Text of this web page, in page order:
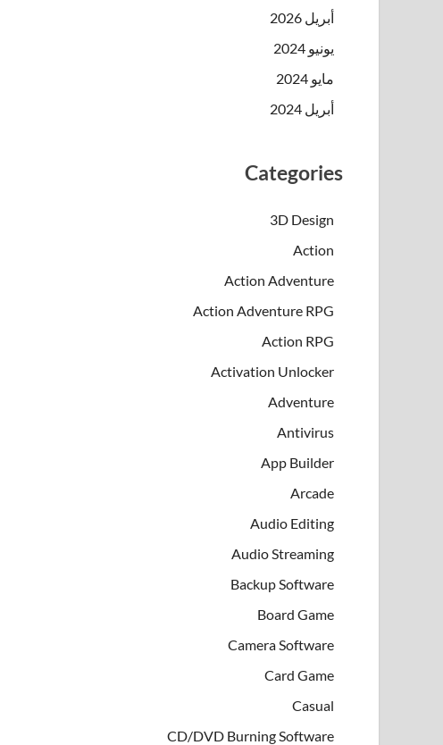
أبريل 2026
يونيو 2024
مايو 2024
أبريل 2024
Categories
3D Design
Action
Action Adventure
Action Adventure RPG
Action RPG
Activation Unlocker
Adventure
Antivirus
App Builder
Arcade
Audio Editing
Audio Streaming
Backup Software
Board Game
Camera Software
Card Game
Casual
CD/DVD Burning Software